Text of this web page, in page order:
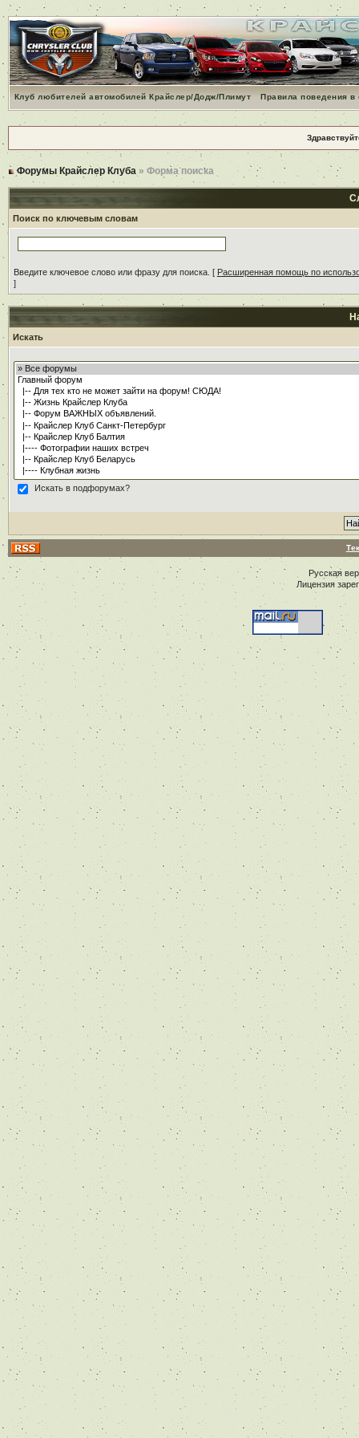
Клуб любителей автомобилей Крайслер/Додж/Плимут Правила поведения
Форумы Крайслер Клуба » Форма поиска
Поиск по ключевым словам
Введите ключевое слово или фразу для поиска. [ Расширенная помощь по
]
Искать
Искать в подфорумах?
Русская
Лицензия